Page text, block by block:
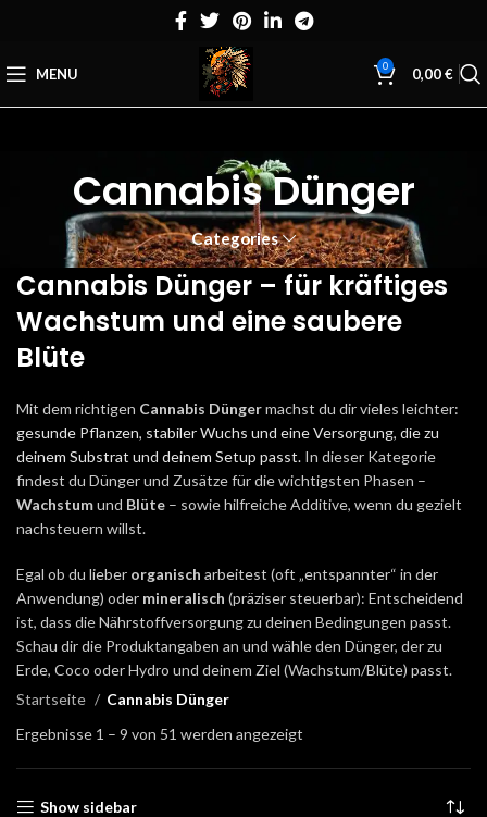
MENU 0 0,00€
Cannabis Dünger
Categories
Cannabis Dünger – für kräftiges
Wachstum und eine saubere
Blüte
Mit dem richtigen Cannabis Düngermachst du dir vieles leichter:
gesunde Pflanzen, stabiler Wuchs und eine Versorgung, die zu
deinem Substrat und deinem Setup passt. In dieser Kategorie
findest du Dünger und Zusätze für die wichtigsten Phasen –
Wachstumund Blüte – sowie hilfreiche Additive, wenn du gezielt
nachsteuern willst.
Egal ob du lieber organisch arbeitest (oft „entspannter“ in der
Anwendung) oder mineralisch (präziser steuerbar): Entscheidend
ist, dass die Nährstoffversorgung zu deinen Bedingungen passt.
Schau dir die Produktangaben an und wähle den Dünger, der zu
Erde, Coco oder Hydro und deinem Ziel (Wachstum/Blüte) passt.
Startseite
Cannabis Dünger
Ergebnisse 1 – 9 von 51 werden angezeigt
Show sidebar